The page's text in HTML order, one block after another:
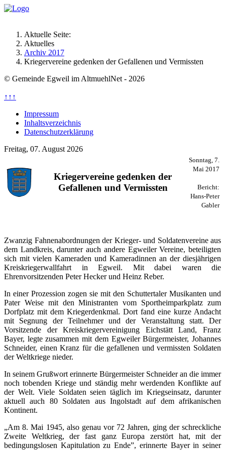
Aktuelle Seite:
Aktuelles
Archiv 2017
Kriegervereine gedenken der Gefallenen und Vermissten
© Gemeinde Egweil im AltmuehlNet - 2026
↑↑↑
Impressum
Inhaltsverzeichnis
Datenschutzerklärung
Freitag, 07. August 2026
Kriegervereine gedenken der
Gefallenen und Vermissten
Sonntag, 7.
Mai 2017
Bericht:
Hans-Peter
Gabler
Zwanzig Fahnenabordnungen der Krieger- und Soldatenvereine aus
dem Landkreis, darunter auch andere Egweiler Vereine, beteiligten
sich mit vielen Kameraden und Kameradinnen an der diesjährigen
Kreiskriegerwallfahrt in Egweil. Mit dabei waren die
Ehrenvorsitzenden Peter Hecker und Heinz Reber.
In einer Prozession zogen sie mit den Schuttertaler Musikanten und
Pater Weise mit den Ministranten vom Sportheimparkplatz zum
Dorfplatz mit dem Kriegerdenkmal. Dort fand eine kurze Andacht
mit Segnung der Teilnehmer und der Veranstaltung statt. Der
Vorsitzende der Kreiskriegervereinigung Eichstätt Land, Franz
Bayer, legte zusammen mit dem Egweiler Bürgermeister, Johannes
Schneider, einen Kranz für die gefallenen und vermissten Soldaten
der Weltkriege nieder.
In seinem Grußwort erinnerte Bürgermeister Schneider an die immer
noch tobenden Kriege und ständig mehr werdenden Konflikte auf
der Welt. Viele Soldaten seien täglich im Kriegseinsatz, darunter
aktuell auch 80 Soldaten aus Ingolstadt auf dem afrikanischen
Kontinent.
„Am 8. Mai 1945, also genau vor 72 Jahren, ging der schreckliche
Zweite Weltkrieg, der fast ganz Europa zerstört hat, mit der
bedingungslosen Kapitulation zu Ende”, erinnerte Bayer in seiner